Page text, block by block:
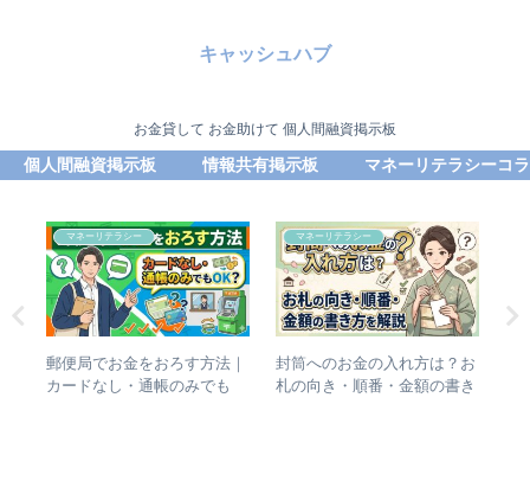
キャッシュハブ
お金貸して お金助けて 個人間融資掲示板
個人間融資掲示板 情報共有掲示板 マネーリテラシーコ
マネーリテラシー
郵便局でお金をおろす方法｜
カードなし・通帳のみでも
マネーリテラシー
封筒へのお金の入れ方は？お
札の向き・順番・金額の書き